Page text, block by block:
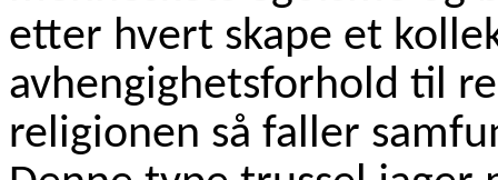
etter hvert skape et
avhengighetsforhold til
religionen så faller